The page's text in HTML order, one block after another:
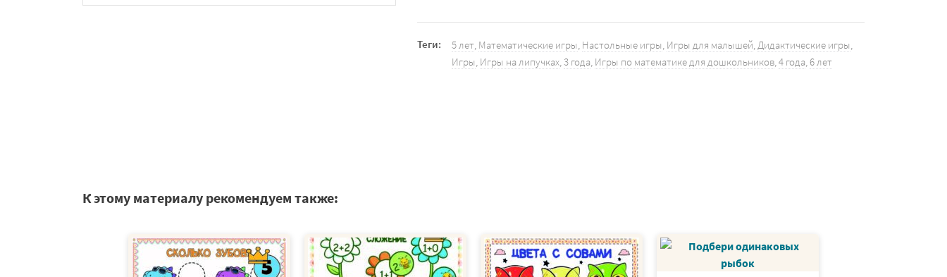
Теги: 5 лет Математические игры Настольные игры Игры для малышей Дидактические игры
Игры Игры на липучках 3 года Игры по математике для дошкольников 4 года 6 лет
К этому материалу рекомендуем также: